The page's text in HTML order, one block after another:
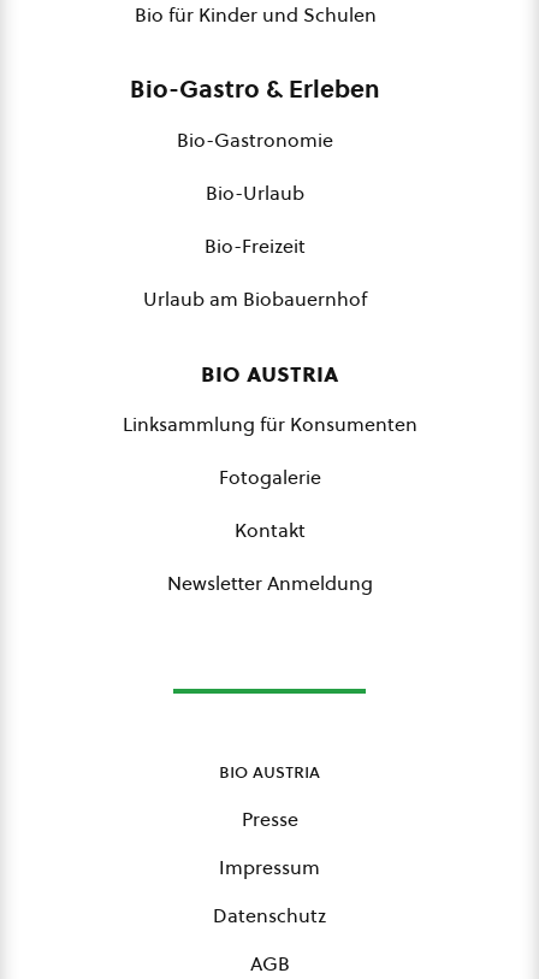
Bio für Kinder und Schulen
Bio-Gastro & Erleben
Bio-Gastronomie
Bio-Urlaub
Bio-Freizeit
Urlaub am Biobauernhof
bio austria
Linksammlung für Konsumenten
Fotogalerie
Kontakt
Newsletter Anmeldung
bio austria
Presse
Impressum
Datenschutz
AGB